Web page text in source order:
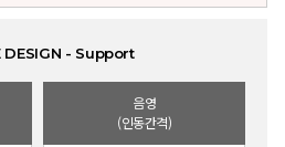
DESIGN - Support
음영
(인동간격)